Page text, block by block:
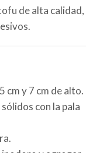
de alta calidad,
cm y 7 cm de alto.
con la pala